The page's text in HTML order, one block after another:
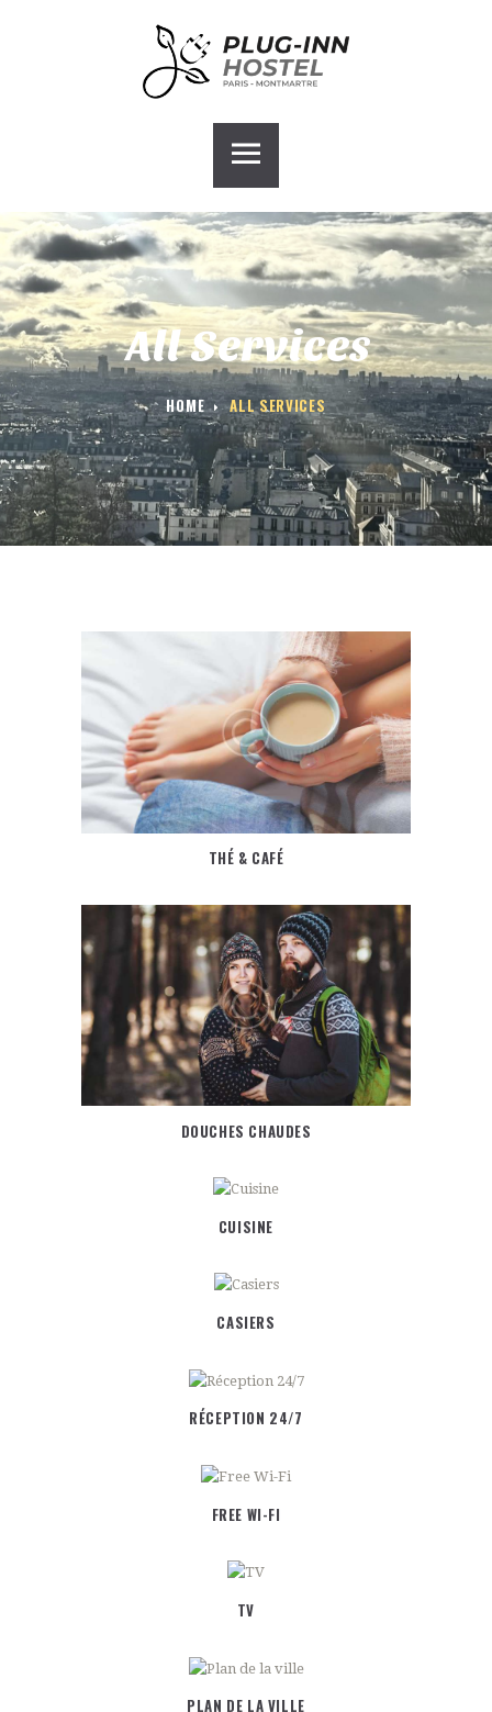
All Services
HOME ALL SERVICES
PLUG-INN HOSTEL
CHAMBRES
GALERIE
BLOG
CONTACT
GROUPE HOSTEL
THÉ & CAFÉ
DOUCHES CHAUDES
CUISINE
CASIERS
RÉCEPTION 24/7
FREE WI-FI
TV
PLAN DE LA VILLE